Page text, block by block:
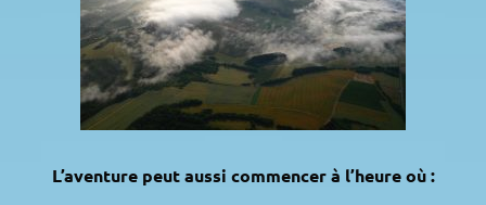
L’aventure peut aussi commencer à l’heure où :